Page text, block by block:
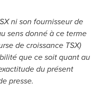
ni son fournisseur de
sens donné à ce terme
de croissance TSX)
que ce soit quant au
du présent
presse.